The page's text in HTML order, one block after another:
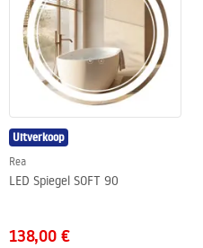
Uitverkoop
Rea
LED Spiegel SOFT 90
138,00 €